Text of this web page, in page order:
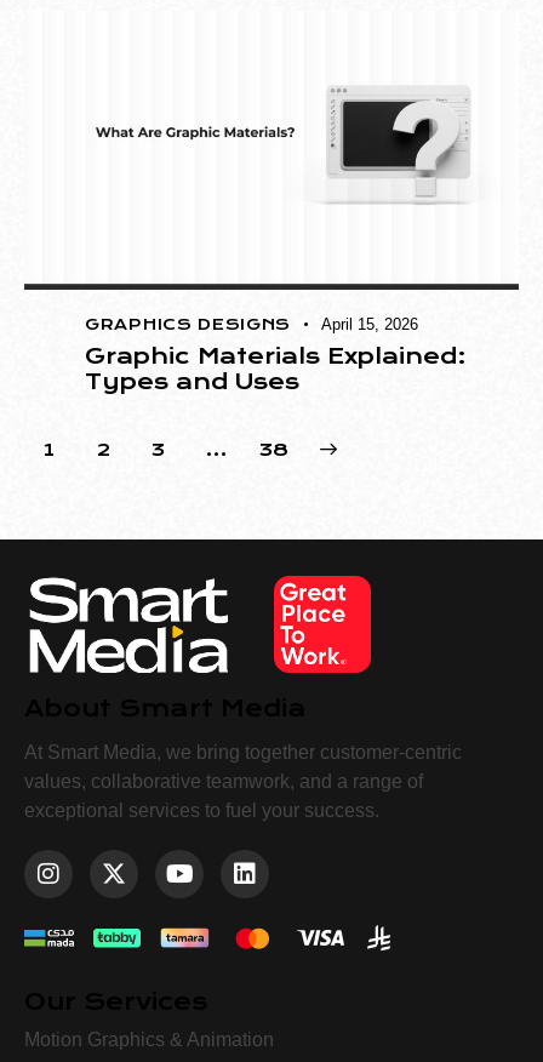
GRAPHICS DESIGNS April 15, 2026
Graphic Materials Explained:
Types and Uses
1 2 3 … 38
>
At Smart Media, we bring together customer-centric
values, collaborative teamwork, and a range of
exceptional services to fuel your success.
Motion Graphics & Animation